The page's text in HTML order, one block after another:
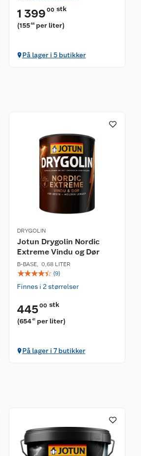
1 399 00 stk
(15544 per liter)
På lager i 5 butikker
DRYGOLIN
Jotun Drygolin Nordic
Extreme Vindu og Dør
B-BASE, 0,68 LITER
☆☆☆☆☆ (9)
Finnes i 2 størrelser
445 00 stk
(654 41 per liter)
På lager i 7 butikker